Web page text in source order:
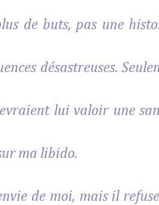
de buts, pas une
désastreuses.
lui valoir une
ma libido.
de moi, mais il